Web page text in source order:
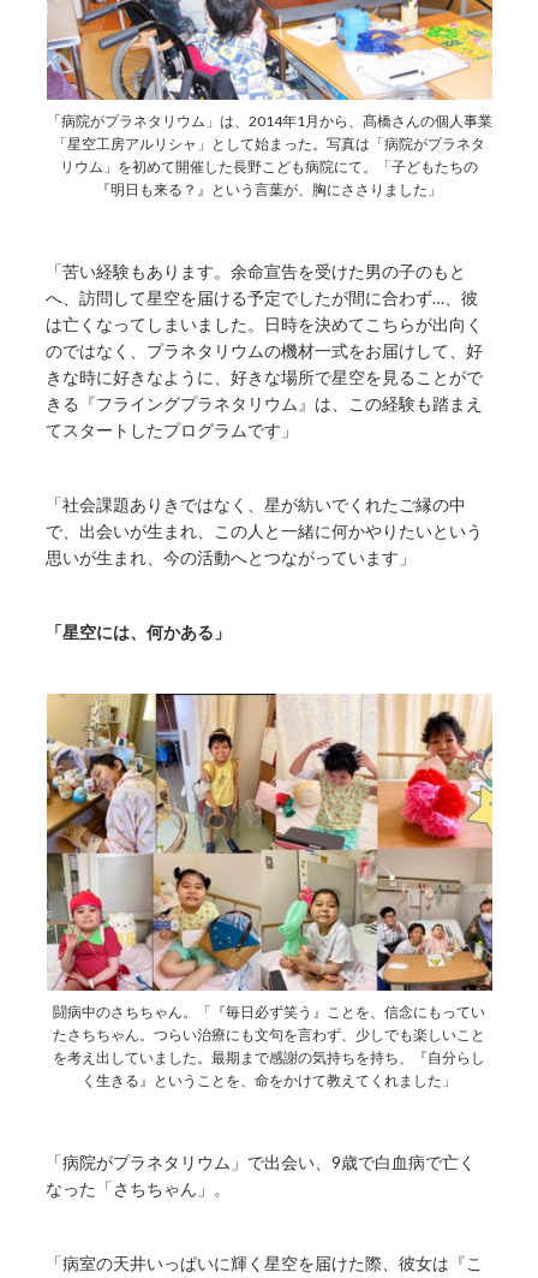
「病院がプラネタリウム」は、2014年1月から、髙橋さんの個人事業
「星空工房アルリシャ」として始まった。写真は「病院がプラネタ
リウム」を初めて開催した長野こども病院にて。「子どもたちの
『明日も来る？』という言葉が、胸にささりました」
「苦い経験もあります。余命宣告を受けた男の子のもと
へ、訪問して星空を届ける予定でしたが間に合わず…、彼
は亡くなってしまいました。日時を決めてこちらが出向く
のではなく、プラネタリウムの機材一式をお届けして、好
きな時に好きなように、好きな場所で星空を見ることがで
きる『フライングプラネタリウム』は、この経験も踏まえ
てスタートしたプログラムです」
「社会課題ありきではなく、星が紡いでくれたご縁の中
で、出会いが生まれ、この人と一緒に何かやりたいという
思いが生まれ、今の活動へとつながっています」
「星空には、何かある」
闘病中のさちちゃん。「『毎日必ず笑う』ことを、信念にもってい
たさちちゃん。つらい治療にも文句を言わず、少しでも楽しいこと
を考え出していました。最期まで感謝の気持ちを持ち、『自分らし
く生きる』ということを、命をかけて教えてくれました」
「病院がプラネタリウム」で出会い、9歳で白血病で亡く
なった「さちちゃん」。
「病室の天井いっぱいに輝く星空を届けた際、彼女は『こ